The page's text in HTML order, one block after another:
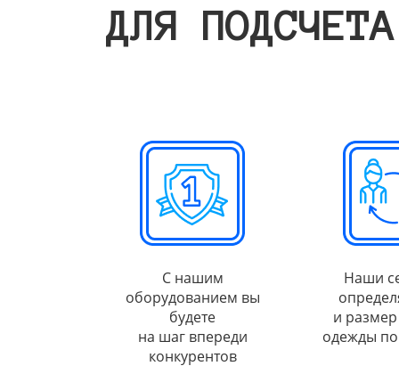
ДЛЯ
С нашим
оборудованием вы
будете
на шаг впереди
конкурентов
Наши
и
одежды